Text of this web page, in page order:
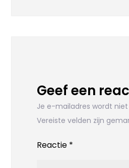
Geef een
Je e-mailadres wordt
Vereiste velden zijn
Reactie *